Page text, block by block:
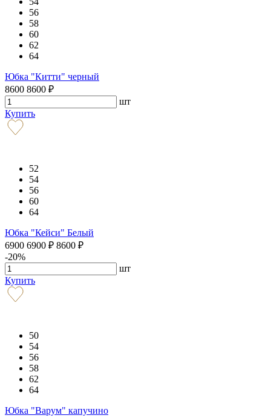
56
58
60
62
64
Юбка "Китти" черный
8600 8600 ₽
шт
Купить
52
54
56
60
64
Юбка "Кейси" Белый
6900 6900 ₽ 8600 ₽
-20%
шт
Купить
50
54
56
58
62
64
Юбка "Варум" капучино